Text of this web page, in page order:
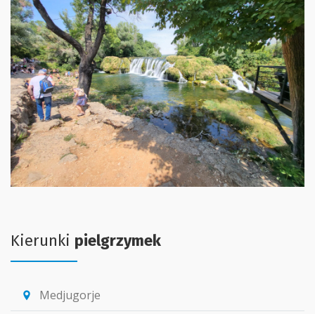
Kierunki pielgrzymek
location_pin Medjugorje